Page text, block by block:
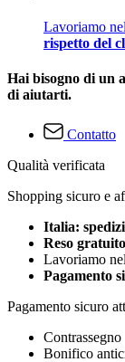
Lavoriamo nel
rispetto del
Hai bisogno di un
di aiutarti.
Contatto
Qualità verificata
Shopping sicuro e
Italia:
Reso gratuito
Lavoriamo nel
Pagamento
Pagamento sicuro
Contrassegno
Bonifico